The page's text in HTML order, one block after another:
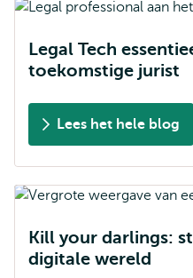
Legal Tech
toekomstige jurist
Lees het hele blog
Kill your darlings:
digitale wereld